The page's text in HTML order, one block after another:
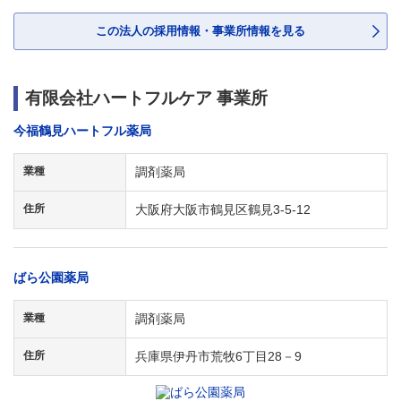
この法人の採用情報・事業所情報を見る
有限会社ハートフルケア 事業所
今福鶴見ハートフル薬局
業種 調剤薬局
住所 大阪府大阪市鶴見区鶴見3-5-12
ばら公園薬局
業種 調剤薬局
住所 兵庫県伊丹市荒牧6丁目28－9